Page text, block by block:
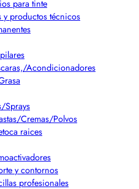
para tinte
y productos técnicos
Acondicionadores
Sprays
Cremas/Polvos
raices
y contornos
profesionales